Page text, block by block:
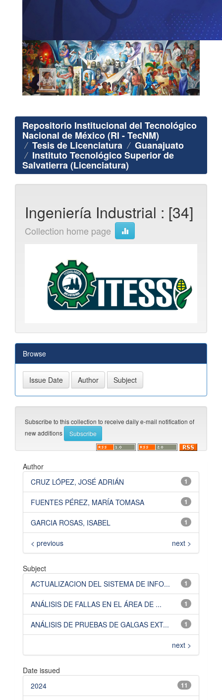
Repositorio Institucional del Tecnológico
Nacional de México (RI - TecNM)
Tesis de Licenciatura Guanajuato
Instituto Tecnológico Superior de
Salvatierra (Licenciatura)
Ingeniería Industrial : [34]
Collection home page
Browse
Subscribe to this collection to receive daily e-mail notification of
new additions
Author
1
CRUZ LÓPEZ, JOSÉ ADRIÁN
1
FUENTES PÉREZ, MARÍA TOMASA
1
GARCIA ROSAS, ISABEL
< previous next >
Subject
1
ACTUALIZACION DEL SISTEMA DE INFO...
1
ANÁLISIS DE FALLAS EN EL ÁREA DE ...
1
ANÁLISIS DE PRUEBAS DE GALGAS EXT...
next >
Date issued
11
2024